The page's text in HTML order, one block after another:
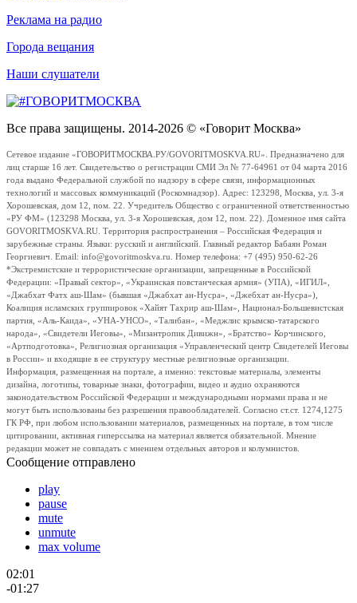
Реклама на радио
Города вещания
Наши слушатели
Все права защищены. 2014-2026 © «Говорит Москва»
Сетевое издание «ГОВОРИТМОСКВА.РУ/GOVORITMOSKVA.RU». Предназначено для
лиц старше 16 лет. Свидетельство о регистрации СМИ Эл № 77-64961 от 04 марта 2016
года выдано Федеральной службой по надзору в сфере связи, информационных
технологий и массовых коммуникаций (Роскомнадзор). Адрес: 123298, Москва, ул. 3-я
Хорошевская, дом 12, пом. 22. Учредитель Общество с ограниченной ответственностью
«РУ ФМ» (123298 Москва, ул. 3-я Хорошевская, дом 12, пом. 22). Доменное имя сайта
GOVORITMOSKVA.RU. Территория распространения – Российская Федерация и
зарубежные страны. Языки: русский и английский. Главный редактор Бабаян Роман
Георгиевич. Email: info@govoritmoskva.ru. Номер телефона: +7 (495) 950-62-26
*Экстремистские и террористические организации, запрещенные в Российской
Федерации: «Правый сектор», «Украинская повстанческая армия» (УПА), «ИГИЛ»,
«Джабхат Фатх аш-Шам» (бывшая «Джабхат ан-Нусра», «Джебхат ан-Нусра»),
Коалиция исламских группировок «Хайят Тахрир аш-Шам», Национал-Большевистская
партия, «Аль-Каида», «УНА-УНСО», «Талибан», «Меджлис крымско-татарского
народа», «Свидетели Иеговы», «Мизантропик Дивижн», «Братство» Корчинского,
«Артподготовка», Религиозная организация «Управленческий центр Свидетелей Иеговы
в России» и входящие в ее структуру местные религиозные организации.
Информация, размещенная на портале, а именно: текстовые материалы, элементы
дизайна, логотипы, товарные знаки, фотографии, видео и аудио охраняются
законодательством Российской Федерации и международными нормами права и не
могут быть использованы без разрешения правообладателей. Согласно ст.ст. 1274,1275
ГК РФ, при любом использовании материалов, размещенных на портале, в том числе
цитировании, активная гиперссылка на материал является обязательной. Мнение
редакции может не совпадать с мнением отдельных авторов и колумнистов.
Сообщение отправлено
play
pause
mute
unmute
max volume
02:01
-01:27